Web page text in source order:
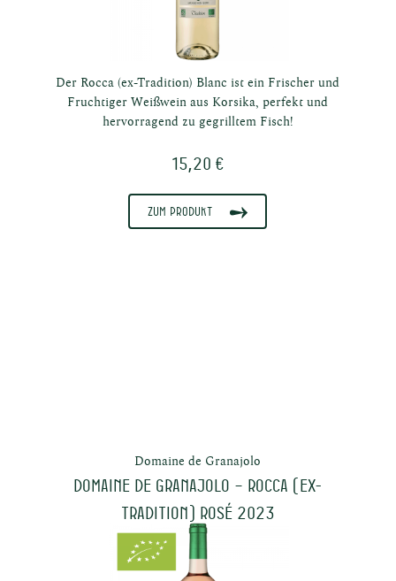
Der Rocca (ex-Tradition) Blanc ist ein Frischer und
Fruchtiger Weißwein aus Korsika, perfekt und
hervorragend zu gegrilltem Fisch!
15,20 €
Zum Produkt
Domaine de Granajolo
Domaine de Granajolo – ROCCA (ex-
Tradition) Rosé 2023